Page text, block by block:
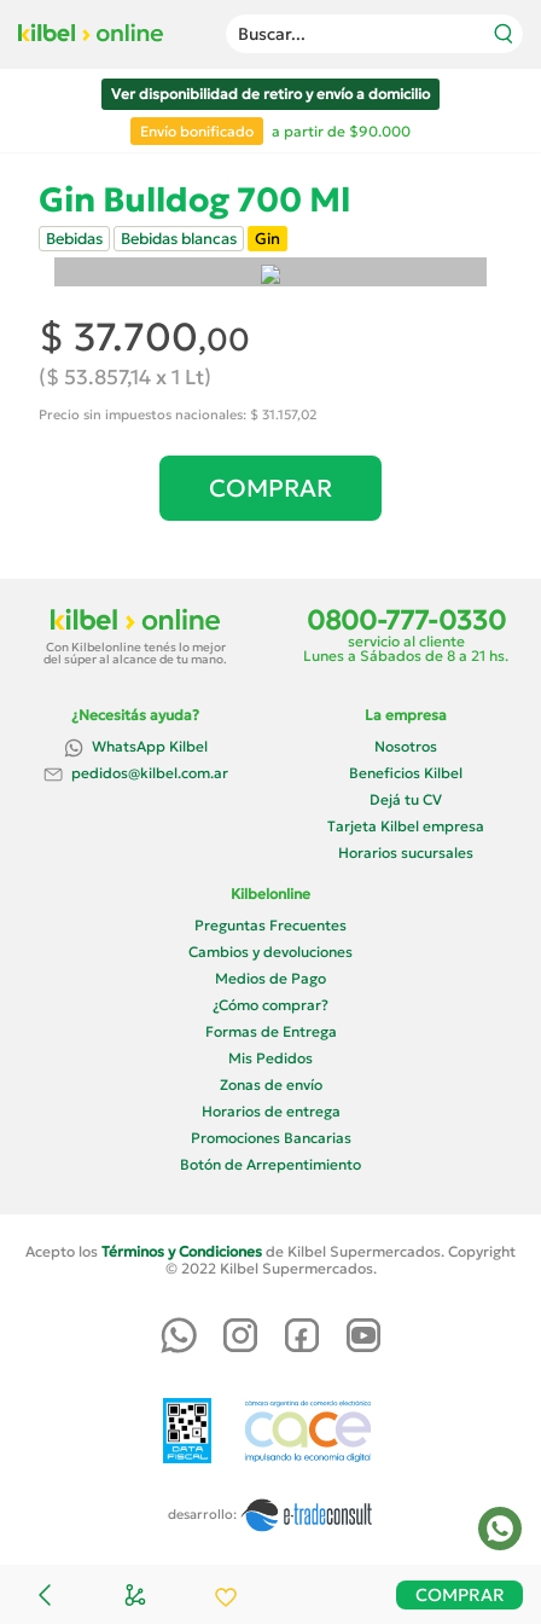
Buscar...
Ver disponibilidad de retiro y envío a domicilio
Envío bonificado a partir de $90.000
Gin Bulldog 700 Ml
Bebidas Bebidas blancas Gin
$ 37.700,00
($ 53.857,14 x 1 Lt)
Precio sin impuestos nacionales: $ 31.157,02
COMPRAR
COMPRAR
Con Kilbelonline tenés lo mejor
del súper al alcance de tu mano.
0800-777-0330
servicio al cliente
Lunes a Sábados de 8 a 21 hs.
¿Necesitás ayuda?
WhatsApp Kilbel
pedidos@kilbel.com.ar
La empresa
Nosotros
Beneficios Kilbel
Dejá tu CV
Tarjeta Kilbel empresa
Horarios sucursales
Kilbelonline
Preguntas Frecuentes
Cambios y devoluciones
Medios de Pago
¿Cómo comprar?
Formas de Entrega
Mis Pedidos
Zonas de envío
Horarios de entrega
Promociones Bancarias
Botón de Arrepentimiento
Acepto los Términos y Condiciones de Kilbel Supermercados. Copyright
© 2022 Kilbel Supermercados.
desarrollo: